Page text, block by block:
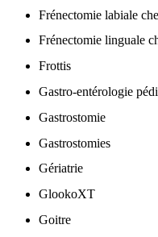
Frénectomie labiale
Frénectomie linguale
Frottis
Gastro-entérologie
Gastrostomie
Gastrostomies
Gériatrie
GlookoXT
Goitre